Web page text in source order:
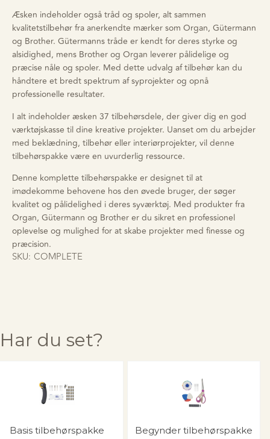
Æsken indeholder også tråd og spoler, alt sammen
kvalitetstilbehør fra anerkendte mærker som Organ, Gütermann
og Brother. Gütermanns tråde er kendt for deres styrke og
alsidighed, mens Brother og Organ leverer pålidelige og
præcise nåle og spoler. Med dette udvalg af tilbehør kan du
håndtere et bredt spektrum af syprojekter og opnå
professionelle resultater.
I alt indeholder æsken 37 tilbehørsdele, der giver dig en god
værktøjskasse til dine kreative projekter. Uanset om du arbejder
med beklædning, tilbehør eller interiørprojekter, vil denne
tilbehørspakke være en uvurderlig ressource.
Denne komplette tilbehørspakke er designet til at
imødekomme behovene hos den øvede bruger, der søger
kvalitet og pålidelighed i deres syværktøj. Med produkter fra
Organ, Gütermann og Brother er du sikret en professionel
oplevelse og mulighed for at skabe projekter med finesse og
præcision.
SKU: COMPLETE
Har du set?
Basis tilbehørspakke Begynder tilbehørspakke